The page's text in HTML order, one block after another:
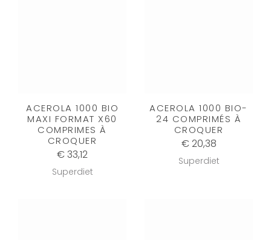
ACEROLA 1000 BIO
MAXI FORMAT X60
COMPRIMES À
CROQUER
€ 33,12
Superdiet
ACEROLA 1000 BIO-
24 COMPRIMÉS À
CROQUER
€ 20,38
Superdiet